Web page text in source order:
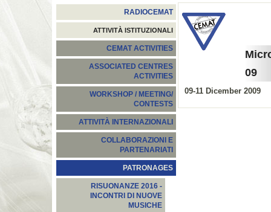
RADIOCEMAT
ATTIVITÀ ISTITUZIONALI
CEMAT ACTIVITIES
ASSOCIATED CENTRES
ACTIVITIES
WORKSHOP / MEETING/
CONTESTS
ATTIVITÀ INTERNAZIONALI
COLLABORAZIONI E
PARTENARIATI
PATRONAGES
RISUONANZE 2016 -
INCONTRI DI NUOVE
MUSICHE
09
09-11 Dicember 2009